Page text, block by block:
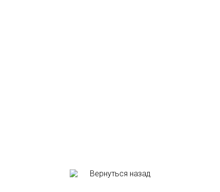
Вернуться назад